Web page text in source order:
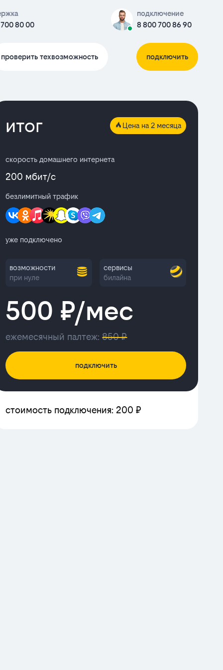
80 00
подключение
8 800 700 86 90
проверить техвозможность подключить
итог Цена на 2 месяца
скорость домашнего интернета
200 мбит/с
безлимитный трафик
уже подключено
возможности
при нуле
сервисы
билайна
500 ₽/мес
ежемесячный палтеж:850 ₽
подключить
стоимость подключения: 200 ₽